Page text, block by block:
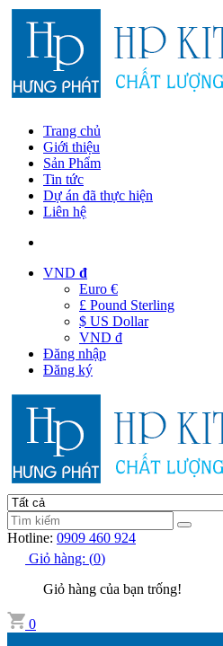
Trang chủ
Giới thiệu
Sản Phẩm
Tin tức
Dự án đã thực hiện
Liên hệ
VND đ
Euro €
£ Pound Sterling
$ US Dollar
VND đ
Đăng nhập
Đăng ký
Hotline: 0909 460 924
Giỏ hàng: (0)
Giỏ hàng của bạn trống!
0